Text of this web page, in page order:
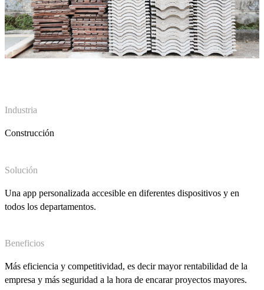
Industria
Construcción
Solución
Una app personalizada accesible en diferentes dispositivos y en
todos los departamentos.
Beneficios
Más eficiencia y competitividad, es decir mayor rentabilidad de la
empresa y más seguridad a la hora de encarar proyectos mayores.